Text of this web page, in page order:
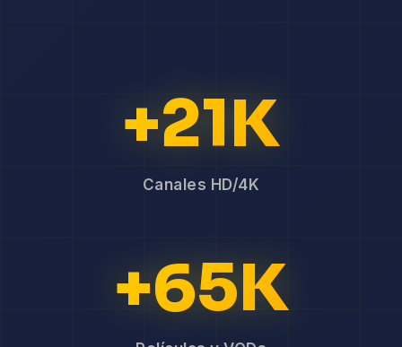
+21K
Canales HD/4K
+65K